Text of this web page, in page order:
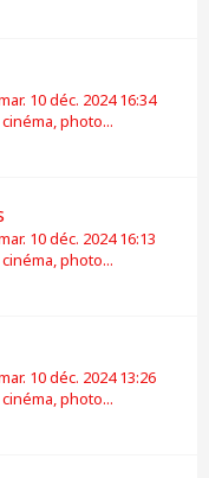
10 déc. 2024 16:34
photo...
10 déc. 2024 16:13
photo...
10 déc. 2024 13:26
photo...